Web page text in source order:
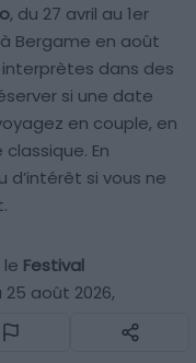
, du 27 avril au 1er
Bergame en août
dans des
si une date
en couple, en
En
si vous ne
Festival
25 août 2026,
Chaque soirée
des danses, des